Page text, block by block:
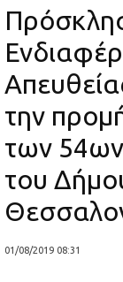
την
των
του
01/08/2019 08:31